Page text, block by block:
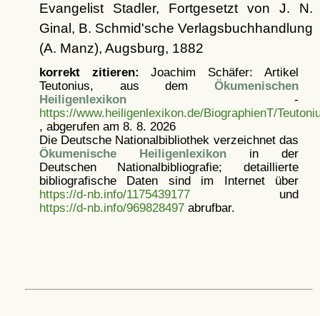
Evangelist Stadler, Fortgesetzt von J. N.
Ginal, B. Schmid'sche Verlagsbuchhandlung
(A. Manz), Augsburg, 1882
korrekt zitieren: Joachim Schäfer: Artikel
Teutonius, aus dem Ökumenischen
Heiligenlexikon-
https://www.heiligenlexikon.de/BiographienT/
, abgerufen am 8. 8. 2026
Die Deutsche Nationalbibliothek verzeichnet das
Ökumenische Heiligenlexikonin der
Deutschen Nationalbibliografie; detaillierte
bibliografische Daten sind im Internet über
https://d-nb.info/1175439177und
https://d-nb.info/969828497abrufbar.